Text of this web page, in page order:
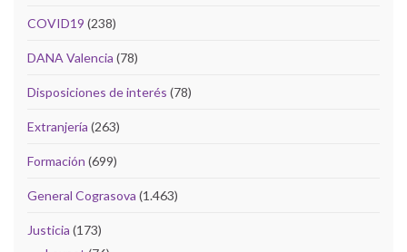
COVID19 (238)
DANA Valencia (78)
Disposiciones de interés (78)
Extranjería (263)
Formación (699)
General Cograsova (1.463)
Justicia (173)